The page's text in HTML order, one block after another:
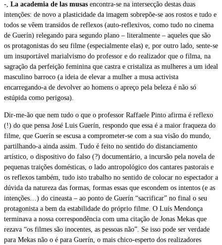
-, La academia de las musas encontra-se na intersecção destas duas
intenções: de novo a plasticidade da imagem sobrepõe-se aos rostos e tudo e
todos se vêem transidos de reflexos (auto-reflexivos, como tudo no cinema
de Guerín) relegando para segundo plano – literalmente – aqueles que são
os protagonistas do seu filme (especialmente elas) e, por outro lado, sente-se
um insuportável marialvismo do professor e do realizador que o filma, na
sagração da perfeição feminina que castra e cristaliza as mulheres a um ideal
masculino barroco (a ideia de elevar a mulher a musa activista
encarregando-a de devolver ao homens o apreço pela beleza é não só
estúpida como perigosa).
Dir-me-ão que nem tudo o que o professor Raffaele Pinto afirma é reflexo
(!) do que pensa José Luis Guerín, respondo que essa é a maior fraqueza do
filme, que Guerín se escusa a comprometer-se com a sua visão do mundo,
partilhando-a ainda assim. Tudo é feito no sentido do distanciamento
artístico, o dispositivo do falso (?) documentário, a incursão pela novela de
pequenas traições domésticas, o lado antropológico dos cantares pastorais e
os reflexos também, tudo isto trabalho no sentido de colocar no espectador a
dúvida da natureza das formas, formas essas que escondem os intentos (e as
intenções…) do cineasta – ao ponto de Guerín “sacrificar” no final o seu
protagonista a bem da estabilidade do próprio filme. O Luís Mendonça
terminava a nossa correspondência com uma citação de Jonas Mekas que
rezava “os filmes são inocentes, as pessoas não”. Se isso pode ser verdade
para Mekas não o é para Guerín, o mais chico-esperto dos realizadores